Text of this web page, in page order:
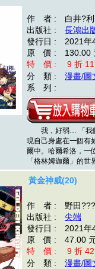
作 者 : 白井?利
出版社 : 長鴻出
發行日 : 2021年
原 價 : 130.00
特 價 : 9 折
分 類 : 漫畫/圖
系 列 :
我，好弱… 「我們
現自己身處在一個有
爾中。哈爾希洛，一
「格林姆迦爾」的
黃金神威(20)
作 者 : 野田???
出版社 : 尖端
發行日 : 2021年
原 價 : 47.00
特 價 : 9 折
分 類 : 漫畫/圖